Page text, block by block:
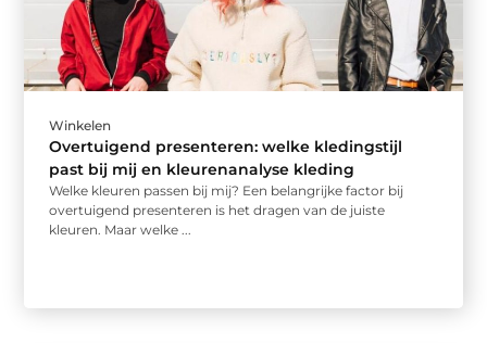
Winkelen
Overtuigend presenteren: welke kledingstijl
past bij mij en kleurenanalyse kleding
Welke kleuren passen bij mij? Een belangrijke factor bij
overtuigend presenteren is het dragen van de juiste
kleuren. Maar welke ...